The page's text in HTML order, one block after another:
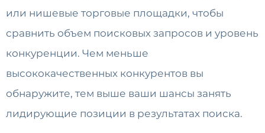
или нишевые торговые площадки, чтобы
сравнить объем поисковых запросов и уровень
конкуренции. Чем меньше
высококачественных конкурентов вы
обнаружите, тем выше ваши шансы занять
лидирующие позиции в результатах поиска.